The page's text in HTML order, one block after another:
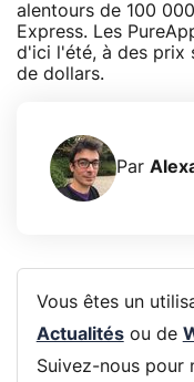
alentours de 100
Express. Les
d'ici l'été, à des prix
de dollars.
Par
Vous êtes un
Actualitésou de
Suivez-nous pour